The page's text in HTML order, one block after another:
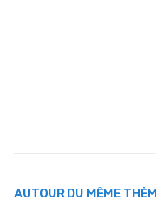
AUTOUR DU MÊME